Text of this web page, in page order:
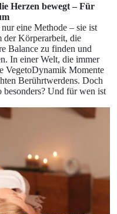
Herzen bewegt – Für
eine Methode – sie ist
der Körperarbeit, die
Balance zu finden und
In einer Welt, die immer
VegetoDynamik Momente
Berührtwerdens. Doch
besonders? Und für wen ist